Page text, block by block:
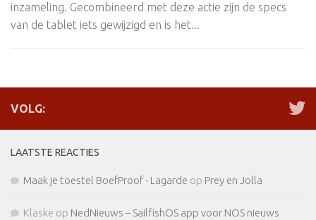
inzameling. Gecombineerd met deze actie zijn de specs
van de tablet iets gewijzigd en is het...
VOLG:
LAATSTE REACTIES
Maak je toestel BoefProof - Lagarde op Prey en Jolla
Klaske op NedNieuws – SailfishOS app voor NOS nieuws